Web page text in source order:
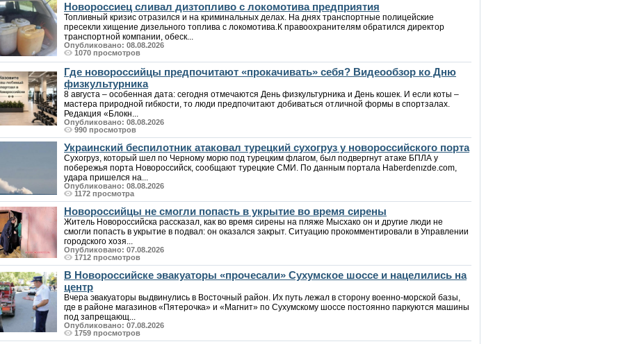
Новороссиец сливал дизтопливо с локомотива предприятия
Топливный кризис отразился и на криминальных делах. На днях транспортные полицейские
пресекли хищение дизельного топлива с локомотива.К правоохранителям обратился директор
транспортной компании, обеск...
Опубликовано: 08.08.2026
1070 просмотров
Где новороссийцы предпочитают «прокачивать» себя? Видеообзор ко Дню
физкультурника
8 августа – особенная дата: сегодня отмечаются День физкультурника и День кошек. И если коты –
мастера природной гибкости, то люди предпочитают добиваться отличной формы в спортзалах.
Редакция «Блокн...
Опубликовано: 08.08.2026
990 просмотров
Украинский беспилотник атаковал турецкий сухогруз у новороссийского порта
Сухогруз, который шел по Черному морю под турецким флагом, был подвергнут атаке БПЛА у
побережья порта Новороссийск, сообщают турецкие СМИ. По данным портала Haberdenızde.com,
удара пришелся на...
Опубликовано: 08.08.2026
1172 просмотра
Новороссийцы не смогли попасть в укрытие во время сирены
Житель Новороссийска рассказал, как во время сирены на пляже Мысхако он и другие люди не
смогли попасть в укрытие в подвал: он оказался закрыт. Ситуацию прокомментировали в Управлении
городского хозя...
Опубликовано: 07.08.2026
1712 просмотров
В Новороссийске эвакуаторы «прочесали» Сухумское шоссе и нацелились на
центр
Вчера эвакуаторы выдвинулись в Восточный район. Их путь лежал в сторону военно-морской базы,
где в районе магазинов «Пятерочка» и «Магнит» по Сухумскому шоссе постоянно паркуются машины
под запрещающ...
Опубликовано: 07.08.2026
1759 просмотров